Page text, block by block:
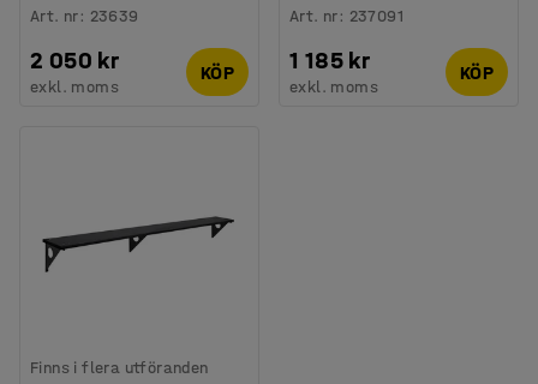
Art. nr: 23639
2 050 kr
exkl. moms
KÖP
Art. nr: 237091
1 185 kr
exkl. moms
KÖP
Finns i flera utföranden